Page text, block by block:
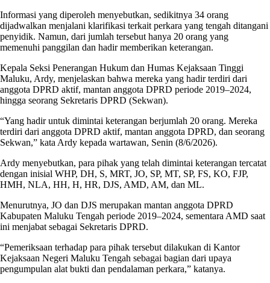
Informasi yang diperoleh menyebutkan, sedikitnya 34 orang
dijadwalkan menjalani klarifikasi terkait perkara yang tengah ditangani
penyidik. Namun, dari jumlah tersebut hanya 20 orang yang
memenuhi panggilan dan hadir memberikan keterangan.
Kepala Seksi Penerangan Hukum dan Humas Kejaksaan Tinggi
Maluku, Ardy, menjelaskan bahwa mereka yang hadir terdiri dari
anggota DPRD aktif, mantan anggota DPRD periode 2019–2024,
hingga seorang Sekretaris DPRD (Sekwan).
“Yang hadir untuk dimintai keterangan berjumlah 20 orang. Mereka
terdiri dari anggota DPRD aktif, mantan anggota DPRD, dan seorang
Sekwan,” kata Ardy kepada wartawan, Senin (8/6/2026).
Ardy menyebutkan, para pihak yang telah dimintai keterangan tercatat
dengan inisial WHP, DH, S, MRT, JO, SP, MT, SP, FS, KO, FJP,
HMH, NLA, HH, H, HR, DJS, AMD, AM, dan ML.
Menurutnya, JO dan DJS merupakan mantan anggota DPRD
Kabupaten Maluku Tengah periode 2019–2024, sementara AMD saat
ini menjabat sebagai Sekretaris DPRD.
“Pemeriksaan terhadap para pihak tersebut dilakukan di Kantor
Kejaksaan Negeri Maluku Tengah sebagai bagian dari upaya
pengumpulan alat bukti dan pendalaman perkara,” katanya.